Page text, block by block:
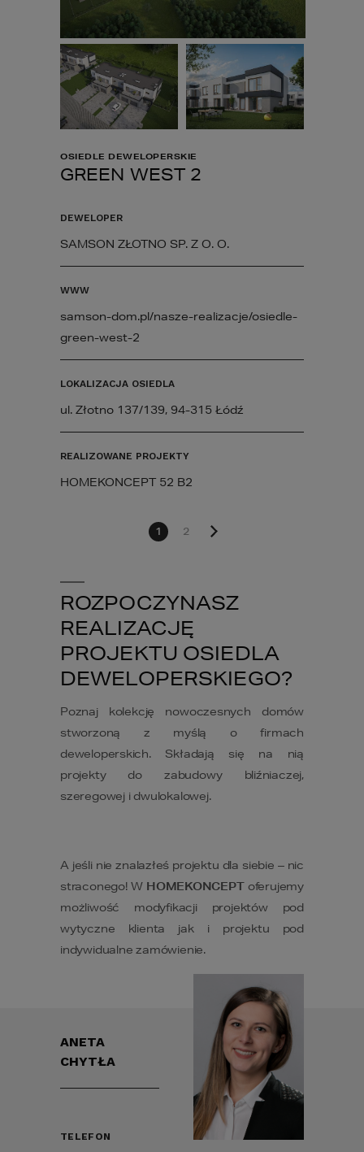
OSIEDLE DEWELOPERSKIE
GREEN WEST 2
DEWELOPER
SAMSON ZŁOTNO SP. Z O. O.
WWW
samson-dom.pl/nasze-realizacje/osiedle-
green-west-2
LOKALIZACJA OSIEDLA
ul. Złotno 137/139, 94-315 Łódź
REALIZOWANE PROJEKTY
HOMEKONCEPT 52 B2
1 2
ROZPOCZYNASZ
REALIZACJĘ
PROJEKTU OSIEDLA
DEWELOPERSKIEGO?
​Poznaj kolekcję nowoczesnych domów
stworzoną z myślą o firmach
deweloperskich. Składają się na nią
projekty do zabudowy bliźniaczej,
szeregowej i dwulokalowej.
A jeśli nie znalazłeś projektu dla siebie – nic
straconego! W HOMEKONCEPToferujemy
możliwość modyfikacji projektów pod
wytyczne klienta jak i projektu pod
indywidualne zamówienie.
ANETA
CHYTŁA
TELEFON